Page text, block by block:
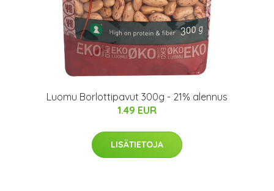
Luomu Borlottipavut 300g - 21% alennus
1.49 EUR
LISÄTIETOJA